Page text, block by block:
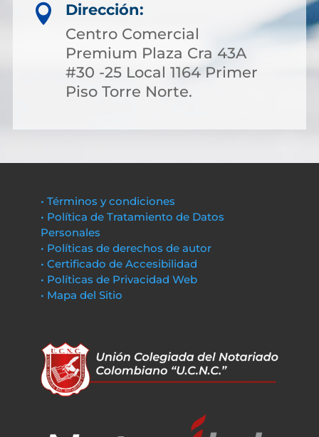

Dirección:
Centro Comercial
Premium Plaza Cra 43A
#30 -25 Local 1164 Primer
Piso Torre Norte.
• Términos y condiciones
• Política de Tratamiento de Datos
Personales
• Políticas de derechos de autor
• Certificado de Accesibilidad
• Políticas de Privacidad Web
• Mapa del Sitio